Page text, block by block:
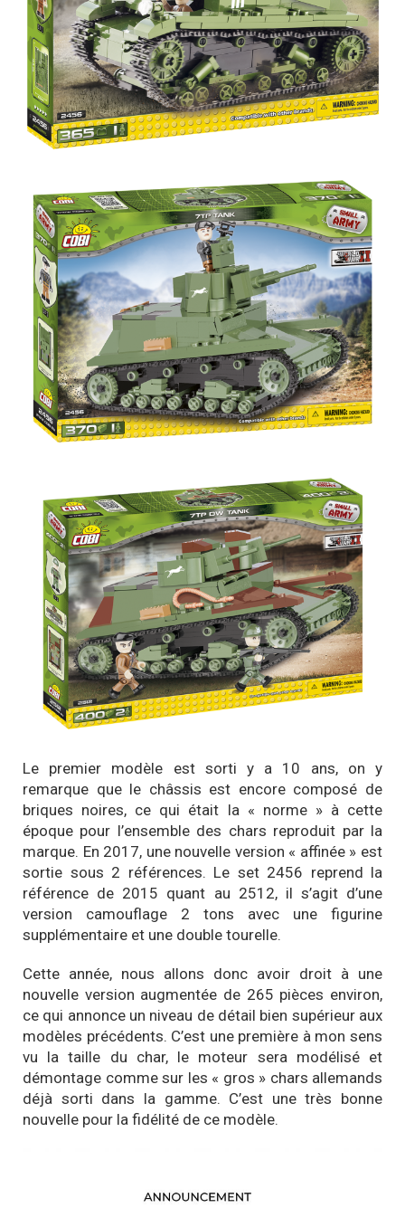
Le premier modèle est sorti y a 10 ans, on y
remarque que le châssis est encore composé de
briques noires, ce qui était la « norme » à cette
époque pour l’ensemble des chars reproduit par la
marque. En 2017, une nouvelle version « affinée » est
sortie sous 2 références. Le set 2456 reprend la
référence de 2015 quant au 2512, il s’agit d’une
version camouflage 2 tons avec une figurine
supplémentaire et une double tourelle.
Cette année, nous allons donc avoir droit à une
nouvelle version augmentée de 265 pièces environ,
ce qui annonce un niveau de détail bien supérieur aux
modèles précédents. C’est une première à mon sens
vu la taille du char, le moteur sera modélisé et
démontage comme sur les « gros » chars allemands
déjà sorti dans la gamme. C’est une très bonne
nouvelle pour la fidélité de ce modèle.